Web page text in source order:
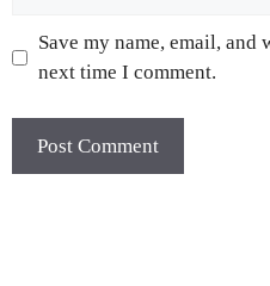
Save my name, email,
next time I comment.